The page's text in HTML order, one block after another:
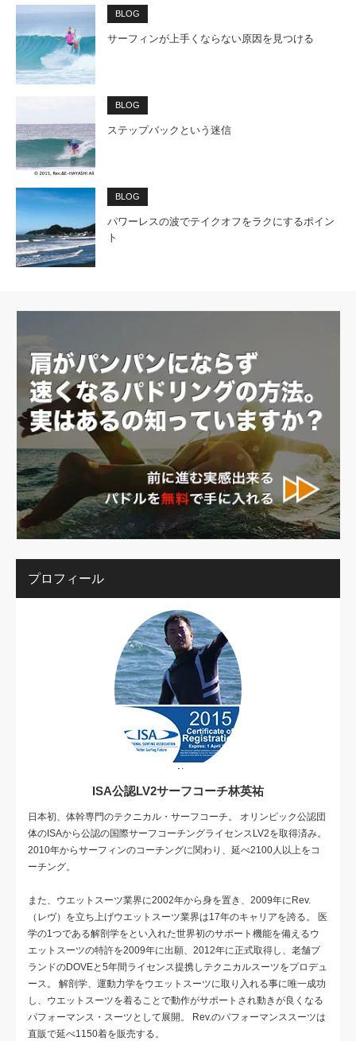
BLOG
サーフィンが上手くならない原因を見つける
BLOG
ステップバックという迷信
BLOG
パワーレスの波でテイクオフをラクにするポイン
ト
プロフィール
ISA公認LV2サーフコーチ林英祐
日本初、体幹専門のテクニカル・サーフコーチ。 オリンピック公認団
体のISAから公認の国際サーフコーチングライセンスLV2を取得済み。
2010年からサーフィンのコーチングに関わり、延べ2100人以上をコ
ーチング。
また、ウエットスーツ業界に2002年から身を置き、2009年にRev.
（レヴ）を立ち上げウエットスーツ業界は17年のキャリアを誇る。 医
学の1つである解剖学をとい入れた世界初のサポート機能を備えるウ
エットスーツの特許を2009年に出願、2012年に正式取得し、老舗ブ
ランドのDOVEと5年間ライセンス提携しテクニカルスーツをプロデュ
ース。 解剖学、運動力学をウエットスーツに取り入れる事に唯一成功
し、ウエットスーツを着ることで動作がサポートされ動きが良くなる
パフォーマンス・スーツとして展開。 Rev.のパフォーマンススーツは
直販で延べ1150着を販売する。